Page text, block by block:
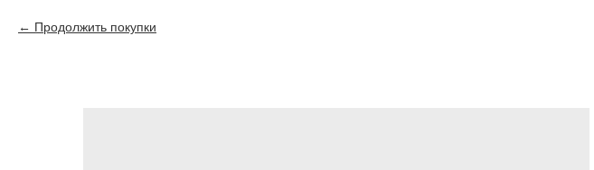
Продолжить покупки